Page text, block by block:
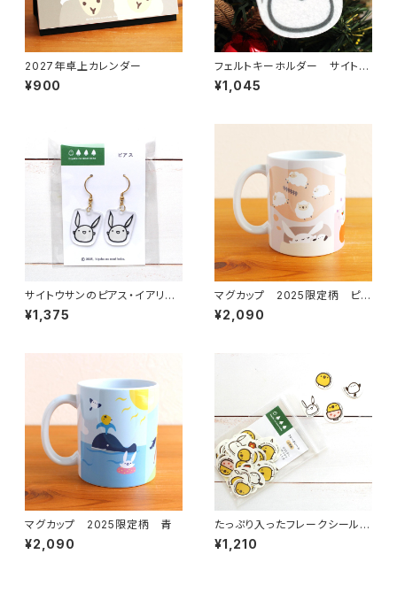
2027年卓上カレンダー
¥900
フェルトキーホルダー サイトウ
サン
¥1,045
サイトウサンのピアス・イアリン
グ
¥1,375
マグカップ 2025限定柄 ピン
ク
¥2,090
マグカップ 2025限定柄 青
¥2,090
たっぷり入ったフレークシール
ひよこさん・シマエナガ・サイトウ
サン 上質紙
¥1,210